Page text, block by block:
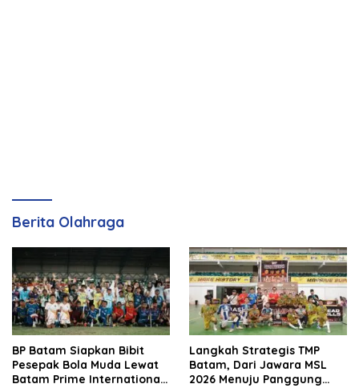
Berita Olahraga
BP Batam Siapkan Bibit
Pesepak Bola Muda Lewat
Batam Prime International
Langkah Strategis TMP
Batam, Dari Jawara MSL
2026 Menuju Panggung